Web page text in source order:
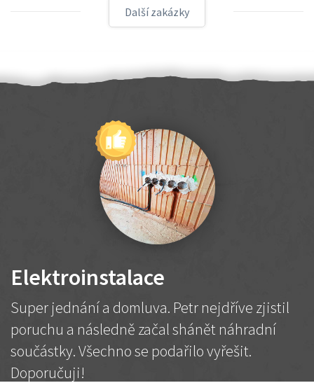
Další zakázky
Elektroinstalace
Super jednání a domluva. Petr nejdříve zjistil
poruchu a následně začal shánět náhradní
součástky. Všechno se podařilo vyřešit.
Doporučuji!